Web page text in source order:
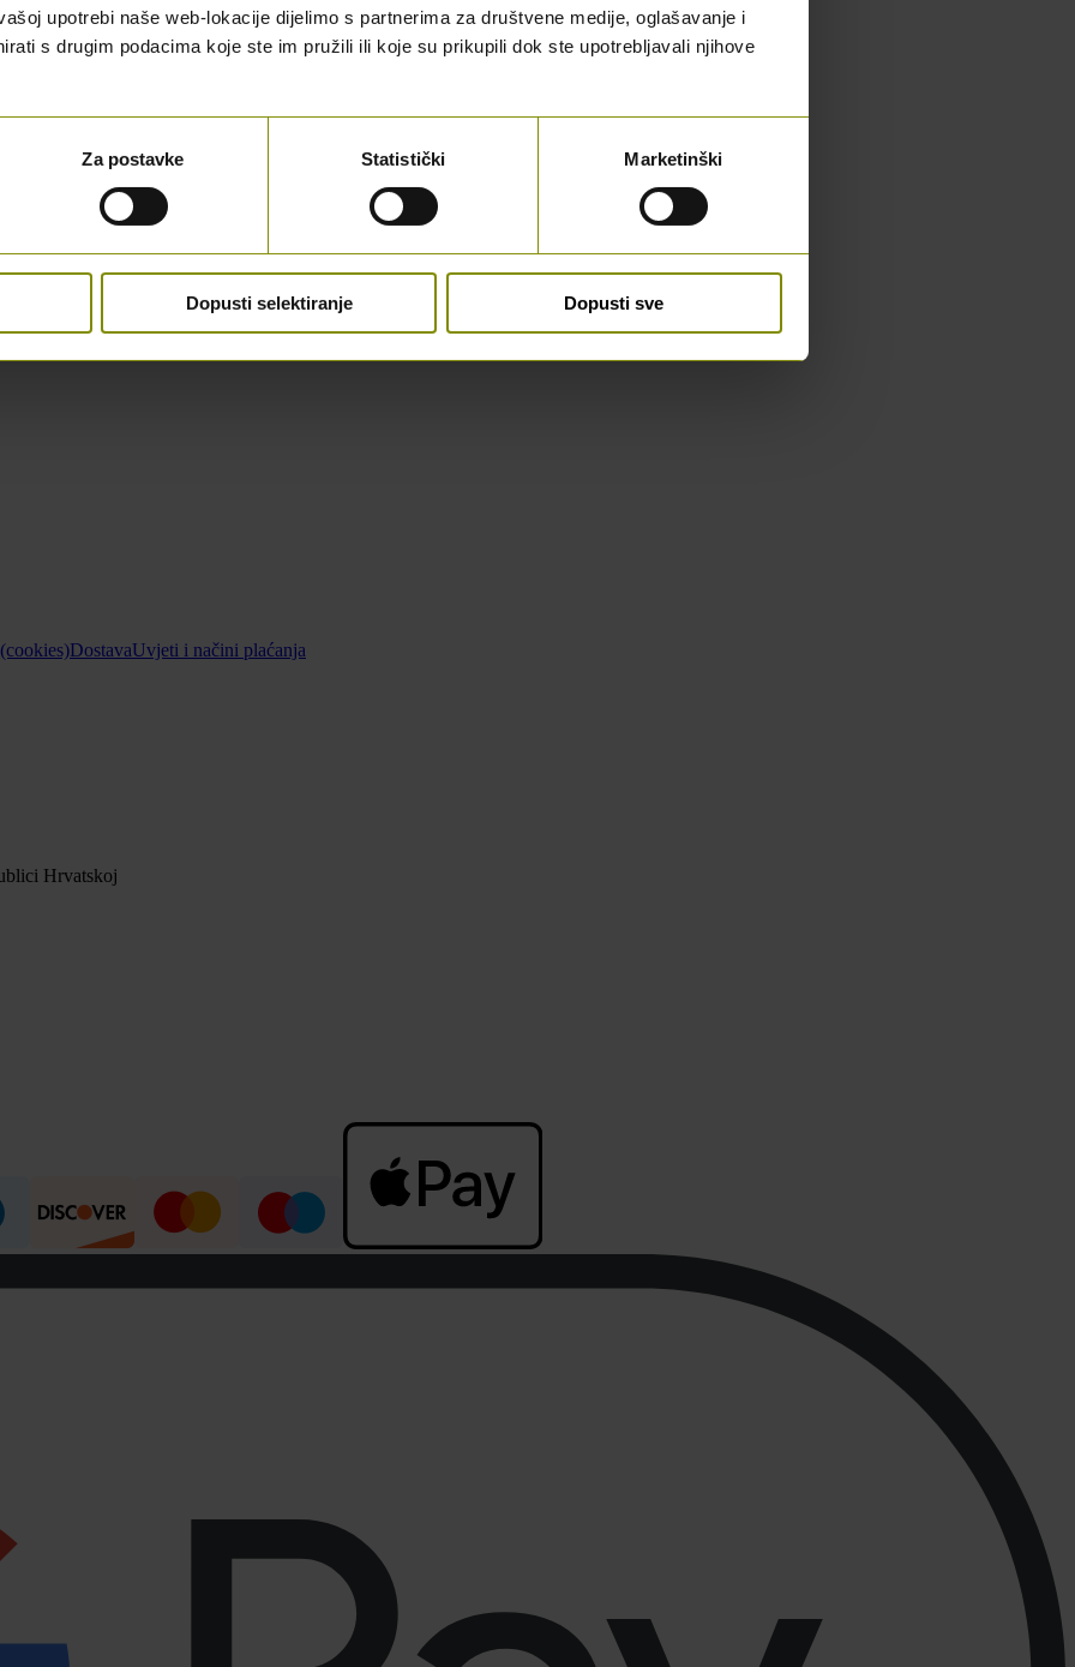
upotrebi naše web-lokacije dijelimo s partnerima za društvene medije, oglašavanje i
s drugim podacima koje ste im pružili ili koje su prikupili dok ste upotrebljavali njihove
Za postavke Statistički Marketinški
Dopusti selektiranje Dopusti sve
DostavaUvjeti i načini plaćanja
Hrvatskoj